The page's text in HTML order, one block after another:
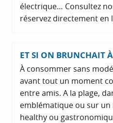
électrique… Consultez
réservez directement en
ET SI ON BRUNCHAIT
À consommer sans
avant tout un moment
entre amis. A la plage,
emblématique ou sur
healthy ou